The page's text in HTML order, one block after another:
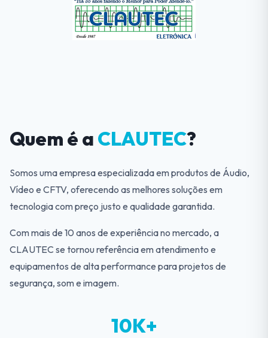
Quem é a CLAUTEC?
Somos uma empresa especializada em produtos de Áudio,
Vídeo e CFTV, oferecendo as melhores soluções em
tecnologia com preço justo e qualidade garantida.
Com mais de 10 anos de experiência no mercado, a
CLAUTEC se tornou referência em atendimento e
equipamentos de alta performance para projetos de
segurança, som e imagem.
10K+